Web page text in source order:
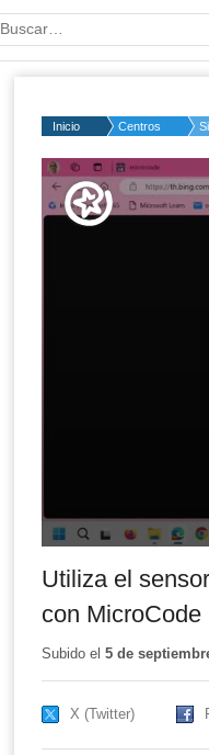
Palabra o frase:
Inicio Centros
Volume
50%
Utiliza el
con MicroCode
Subido el 5 de
X (Twitter)